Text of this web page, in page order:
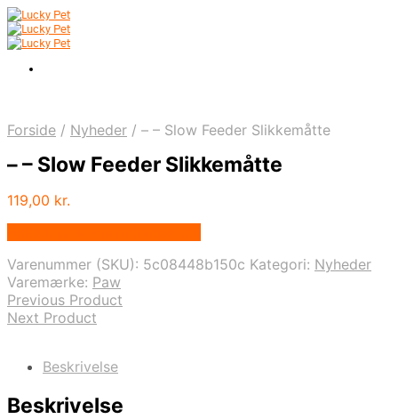
Forside / Nyheder / – – Slow Feeder Slikkemåtte
– – Slow Feeder Slikkemåtte
119,00 kr.
Varenummer (SKU): 5c08448b150c Kategori: Nyheder
Varemærke: Paw
Previous Product
Next Product
Beskrivelse
Beskrivelse